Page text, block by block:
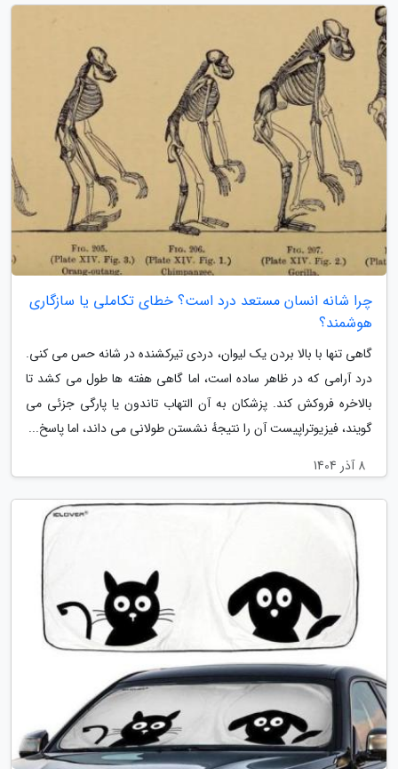
چرا شانه انسان مستعد درد است؟ خطای تکاملی یا سازگاری
هوشمند؟
گاهی تنها با بالا بردن یک لیوان، دردی تیرکشنده در شانه حس می کنی.
درد آرامی که در ظاهر ساده است، اما گاهی هفته ها طول می کشد تا
بالاخره فروکش کند. پزشکان به آن التهاب تاندون یا پارگی جزئی می
گویند، فیزیوتراپیست آن را نتیجهٔ نشستن طولانی می داند، اما پاسخ...
8 آذر 1404